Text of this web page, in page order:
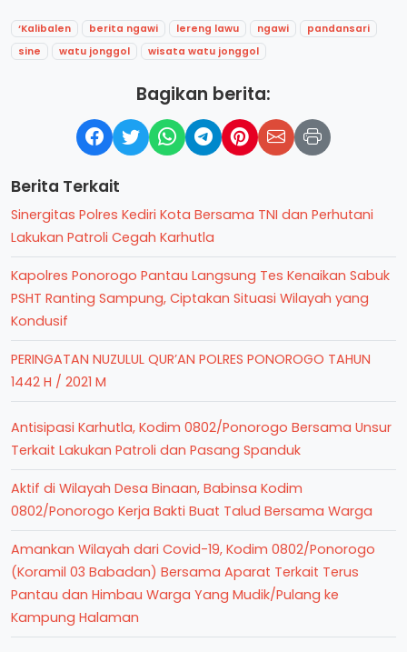
‘Kalibalen berita ngawi lereng lawu ngawi
pandansari
sine
watu jonggol wisata watu jonggol
Bagikan berita:
Berita Terkait
Sinergitas Polres Kediri Kota Bersama TNI dan Perhutani
Lakukan Patroli Cegah Karhutla
Kapolres Ponorogo Pantau Langsung Tes Kenaikan Sabuk
PSHT Ranting Sampung, Ciptakan Situasi Wilayah yang
Kondusif
PERINGATAN NUZULUL QUR’AN POLRES PONOROGO TAHUN
1442 H / 2021 M
Antisipasi Karhutla, Kodim 0802/Ponorogo Bersama Unsur
Terkait Lakukan Patroli dan Pasang Spanduk
Aktif di Wilayah Desa Binaan, Babinsa Kodim
0802/Ponorogo Kerja Bakti Buat Talud Bersama Warga
Amankan Wilayah dari Covid-19, Kodim 0802/Ponorogo
(Koramil 03 Babadan) Bersama Aparat Terkait Terus
Pantau dan Himbau Warga Yang Mudik/Pulang ke
Kampung Halaman